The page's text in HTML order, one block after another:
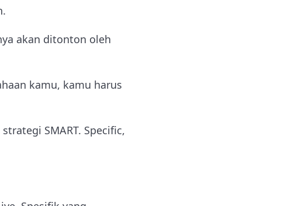
akan ditonton oleh
kamu, kamu harus
SMART. Specific,